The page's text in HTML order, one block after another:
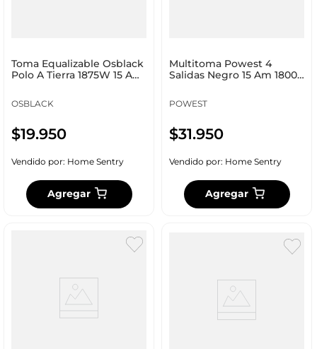
Toma Equalizable Osblack
Polo A Tierra 1875W 15 Am
OSBLACK
$19.950
Vendido por: Home Sentry
Agregar
Multitoma Powest 4
Salidas Negro 15 Am 1800
POWEST
$31.950
Vendido por: Home Sentry
Agregar